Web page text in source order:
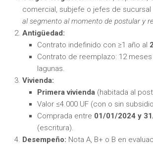
comercial, subjefe o jefes de sucursal
al segmento al momento de postular y
Antigüedad:
Contrato indefinido con ≥1 año al
Contrato de reemplazo: 12
lagunas.
Vivienda:
Primera vivienda (habitada al
Valor ≤4.000 UF (con o sin
Comprada entre 01/01/2024 y
(escritura).
Desempeño: Nota A, B+ o B en